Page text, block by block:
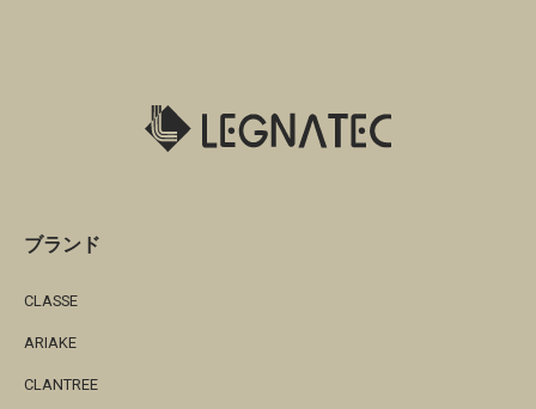
ブランド
CLASSE
ARIAKE
CLANTREE